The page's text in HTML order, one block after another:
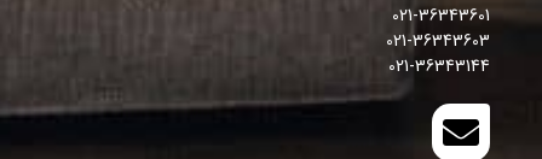
021-36343601
021-36343603
021-36343144